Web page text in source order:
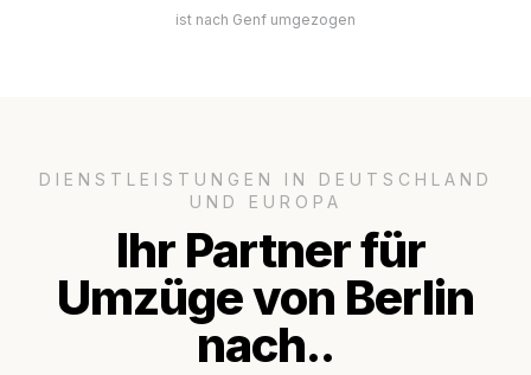
ist nach Genf umgezogen
DIENSTLEISTUNGEN IN DEUTSCHLAND
UND EUROPA
Ihr Partner für
Umzüge von Berlin
nach..